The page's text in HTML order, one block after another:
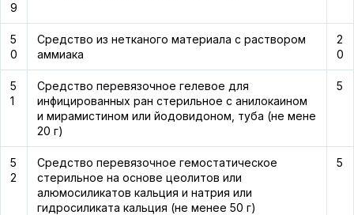
9
5
0
Средство из нетканого материала с раствором
аммиака
2
0
5
1
Средство перевязочное гелевое для
инфицированных ран стерильное с анилокаином
и мирамистином или йодовидоном, туба (не мене
20 г)
5
5
2
Средство перевязочное гемостатическое
стерильное на основе цеолитов или
алюмосиликатов кальция и натрия или
гидросиликата кальция (не менее 50 г)
5